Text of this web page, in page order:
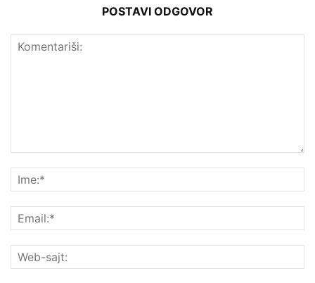
POSTAVI ODGOVOR